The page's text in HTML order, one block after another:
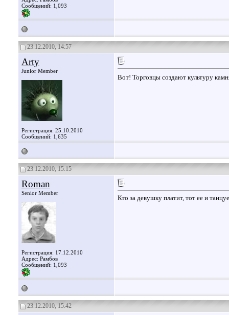
Сообщений: 1,093
23.12.2010, 14:57
Arty
Junior Member
Регистрация: 25.10.2010
Сообщений: 1,635
Вот! Торговцы создают культуру
23.12.2010, 15:15
Roman
Senior Member
Регистрация: 17.12.2010
Адрес: Рамбов
Сообщений: 1,093
Кто за девушку платит, тот ее и
23.12.2010, 15:42